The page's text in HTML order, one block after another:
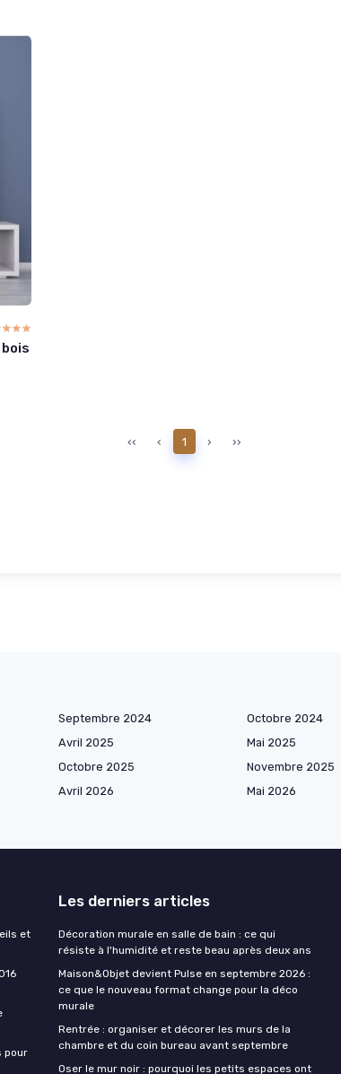
‹‹ ‹ 1 › ››
Septembre 2024 Octobre 2024
Avril 2025 Mai 2025
Octobre 2025 Novembre 2025
Avril 2026 Mai 2026
et
pour
Les derniers articles
Décoration murale en salle de bain : ce qui
résiste à l'humidité et reste beau après deux ans
Maison&Objet devient Pulse en septembre 2026 :
ce que le nouveau format change pour la déco
murale
Rentrée : organiser et décorer les murs de la
chambre et du coin bureau avant septembre
Oser le mur noir : pourquoi les petits espaces ont